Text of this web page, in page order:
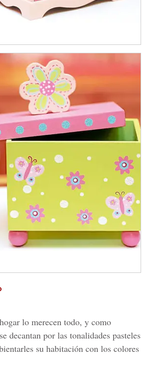
lo merecen todo, y como
decantan por las tonalidades pasteles
su habitación con los colores